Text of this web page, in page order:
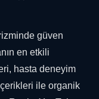
güven
en etkili
hasta deneyim
ile organik